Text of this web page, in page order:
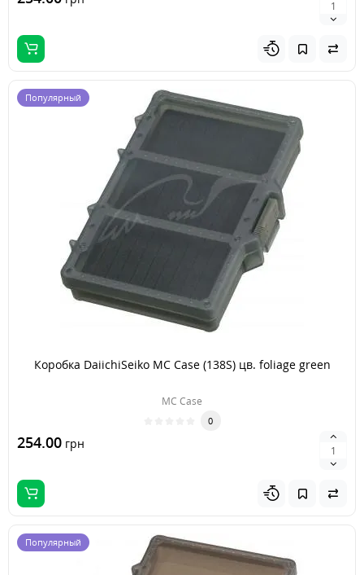
Популярный
Коробка DaiichiSeiko MC Case (138S) цв. foliage green
MC Case
0
254.00 грн
Популярный